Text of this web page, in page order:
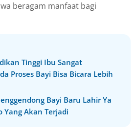
beragam manfaat bagi
Tinggi Ibu Sangat
Proses Bayi Bisa Bicara Lebih
Bayi Baru Lahir Ya
Yang Akan Terjadi